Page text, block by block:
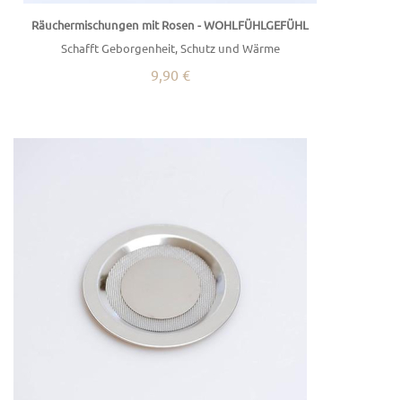
Räuchermischungen mit Rosen - WOHLFÜHLGEFÜHL
Schafft Geborgenheit, Schutz und Wärme
9,90 €